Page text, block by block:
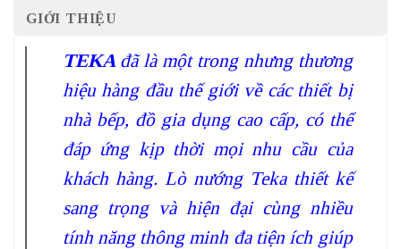
GIỚI THIỆU
TEKAđã là một trong nhưng thương
hiệu hàng đầu thế giới về các thiết bị
nhà bếp, đồ gia dụng cao cấp, có thể
đáp ứng kịp thời mọi nhu cầu của
khách hàng. Lò nướng Teka thiết kế
sang trọng và hiện đại cùng nhiều
tính năng thông minh đa tiện ích giúp